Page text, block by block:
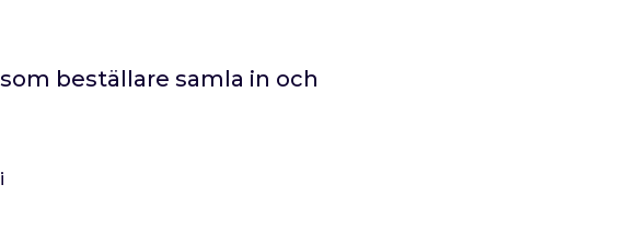
beställare samla in och